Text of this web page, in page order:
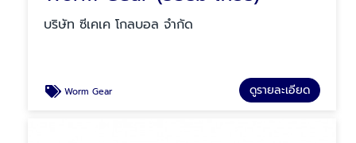
บริษัท ซีเคเค โกลบอล จำกัด
Worm Gear ดูรายละเอียด